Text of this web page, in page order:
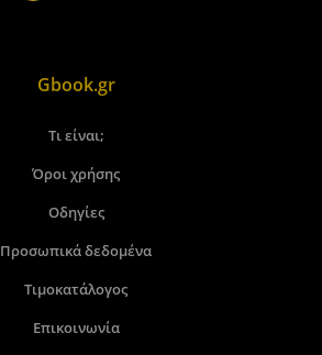
Gbook.gr
Τι είναι;
Όροι χρήσης
Οδηγίες
Προσωπικά δεδομένα
Τιμοκατάλογος
Επικοινωνία